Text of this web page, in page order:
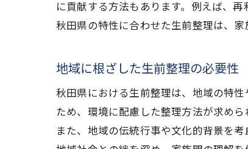
に貢献する方法もあります。例えば、
秋田県の特性に合わせた生前整理は、家
地域に根ざした生前整理の必要性
秋田県における生前整理は、地域の特
ため、環境に配慮した整理方法が求め
また、地域の伝統行事や文化的背景を